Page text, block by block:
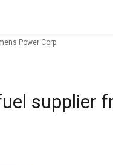
Power Corp.
supplier